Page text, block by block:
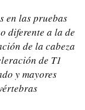
en las pruebas
diferente a la de
de la cabeza
de T1
y mayores